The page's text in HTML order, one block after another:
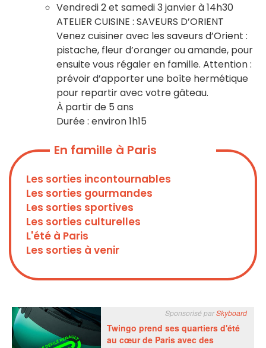
Vendredi 2 et samedi 3 janvier à 14h30
ATELIER CUISINE : SAVEURS D’ORIENT
Venez cuisiner avec les saveurs d’Orient :
pistache, fleur d’oranger ou amande, pour
ensuite vous régaler en famille. Attention :
prévoir d’apporter une boîte hermétique
pour repartir avec votre gâteau.
À partir de 5 ans
Durée : environ 1h15
En famille à Paris
Les sorties incontournables
Les sorties gourmandes
Les sorties sportives
Les sorties culturelles
L'été à Paris
Les sorties à venir